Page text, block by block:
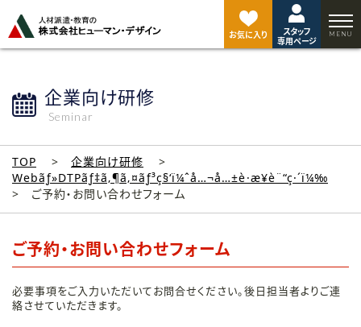
お気に入り
スタッフ
専用ページ
企業向け研修
Seminar
TOP
企業向け研修
Webãƒ»DTPãƒ‡ã‚¶ã‚¤ãƒ³ç§‘ï¼ˆå…¬å…±è·æ¥­è¨“ç·´ï¼‰
ご予約・お問い合わせフォーム
ご予約・お問い合わせフォーム
必要事項をご入力いただいてお問合せください。後日担当者よりご連
絡させていただきます。
ジ
ト